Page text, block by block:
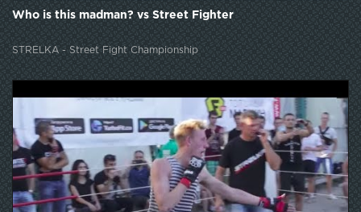
Who is this madman? vs Street Fighter
STRELKA - Street Fight Championship